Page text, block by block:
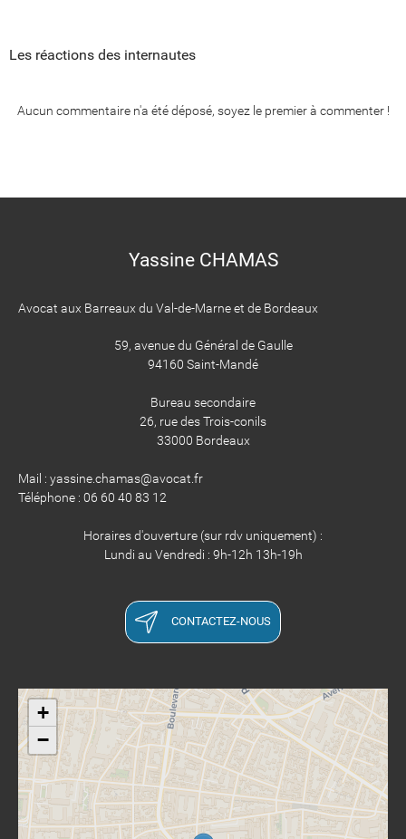
Les réactions des internautes
Aucun commentaire n'a été déposé, soyez le premier à commenter !
Yassine CHAMAS
Avocat aux Barreaux du Val-de-Marne et de Bordeaux
59, avenue du Général de Gaulle
94160 Saint-Mandé
Bureau secondaire
26, rue des Trois-conils
33000 Bordeaux
Mail : yassine.chamas@avocat.fr
Téléphone : 06 60 40 83 12
Horaires d'ouverture (sur rdv uniquement) :
Lundi au Vendredi : 9h-12h 13h-19h
CONTACTEZ-NOUS
+
−